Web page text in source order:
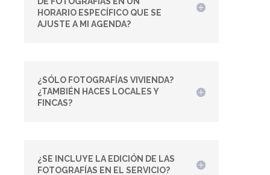
HORARIO ESPECÍFICO QUE SE
AJUSTE A MI AGENDA?
¿SÓLO FOTOGRAFÍAS VIVIENDA?
¿TAMBIÉN HACES LOCALES Y
FINCAS?
¿SE INCLUYE LA EDICIÓN DE LAS
FOTOGRAFÍAS EN EL SERVICIO?